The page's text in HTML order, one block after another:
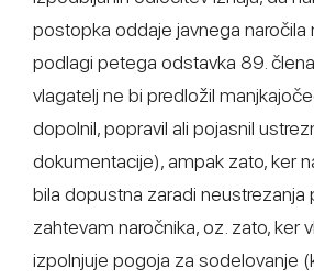
postopka oddaje javnega naročila
podlagi petega odstavka 89.
vlagatelj ne bi predložil
dopolnil, popravil ali pojasnil
dokumentacije), ampak zato, ker
bila dopustna zaradi neustrezanja
zahtevam naročnika, oz. zato, ker
izpolnjuje pogoja za sodelovanje